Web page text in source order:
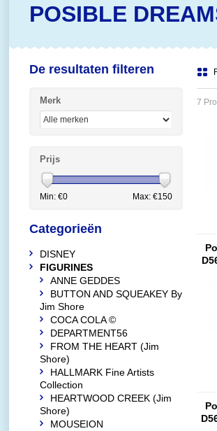
POSIBLE
7
De resultaten filteren
Merk
Prijs
Min: €0 Max: €150
Categorieën
DISNEY
FIGURINES
ANNE GEDDES
BUTTON AND SQUEAKEY By
Jim Shore
COCA COLA ©
DEPARTMENT56
FROM THE HEART (Jim
Shore)
HALLMARK Fine Artists
Collection
HEARTWOOD CREEK (Jim
Shore)
MOUSEION